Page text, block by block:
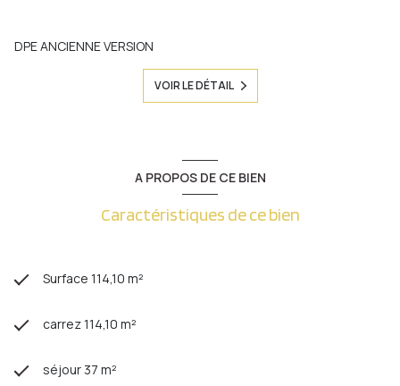
DPE ANCIENNE VERSION
VOIR LE DÉTAIL
A PROPOS DE CE BIEN
Caractéristiques de ce bien
Surface 114,10 m²
carrez 114,10 m²
séjour 37 m²